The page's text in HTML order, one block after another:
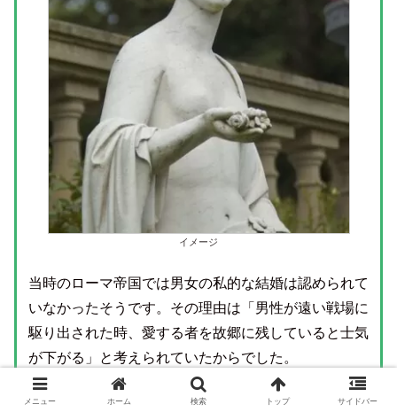
イメージ
当時のローマ帝国では男女の私的な結婚は認められて
いなかったそうです。その理由は「男性が遠い戦場に
駆り出された時、愛する者を故郷に残していると士気
が下がる」と考えられていたからでした。
ですので当時のローマの恋愛（結婚）は２月１４日の
メニュー ホーム 検索 トップ サイドバー